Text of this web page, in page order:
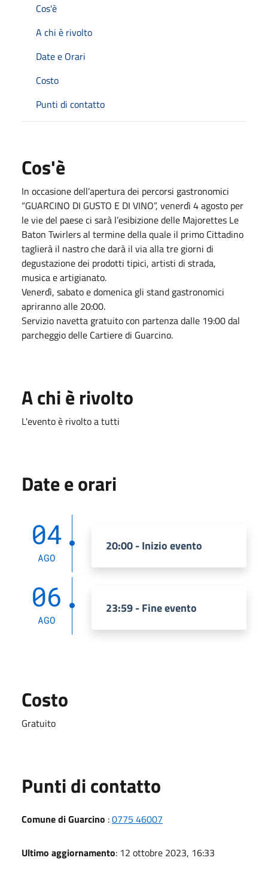
Cos'è
A chi è rivolto
Date e Orari
Costo
Punti di contatto
Cos'è
In occasione dell’apertura dei percorsi gastronomici
“GUARCINO DI GUSTO E DI VINO”, venerdì 4 agosto per
le vie del paese ci sarà l’esibizione delle Majorettes Le
Baton Twirlers al termine della quale il primo Cittadino
taglierà il nastro che darà il via alla tre giorni di
degustazione dei prodotti tipici, artisti di strada,
musica e artigianato.
Venerdì, sabato e domenica gli stand gastronomici
apriranno alle 20:00.
Servizio navetta gratuito con partenza dalle 19:00 dal
parcheggio delle Cartiere di Guarcino.
A chi è rivolto
L'evento è rivolto a tutti
Date e orari
04
AGO
20:00 - Inizio evento
06
AGO
23:59 - Fine evento
Costo
Gratuito
Punti di contatto
Comune di Guarcino :0775 46007
Ultimo aggiornamento: 12 ottobre 2023, 16:33